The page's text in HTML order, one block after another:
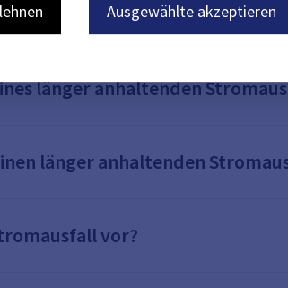
länger anhaltenden
länger anhaltenden
vor?
Ausgewählte akzeptieren